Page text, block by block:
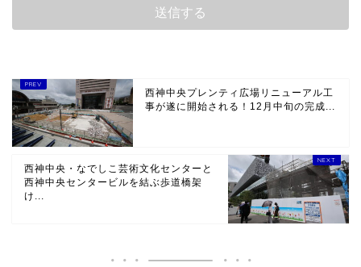
西神中央プレンティ広場リニューアル工
事が遂に開始される！12月中旬の完成...
西神中央・なでしこ芸術文化センターと
西神中央センタービルを結ぶ歩道橋架
け...